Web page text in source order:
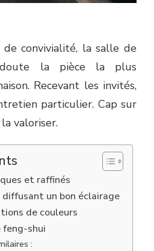
convivialité, la salle de
la pièce la plus
Recevant les invités,
particulier. Cap sur
valoriser.
et raffinés
un bon éclairage
de couleurs
shui
: